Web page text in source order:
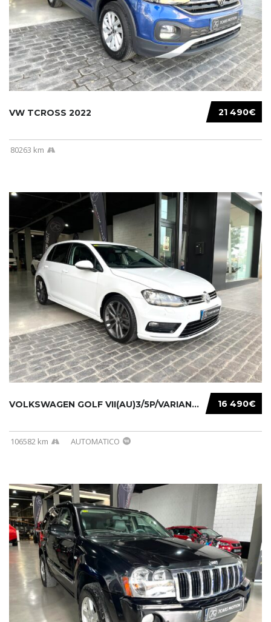
21 490€
VW TCROSS 2022
80263 km
16 490€
VOLKSWAGEN GOLF VII(AU)3/5P/VARIANT(12-16 20...
106582 km AUTOMATICO